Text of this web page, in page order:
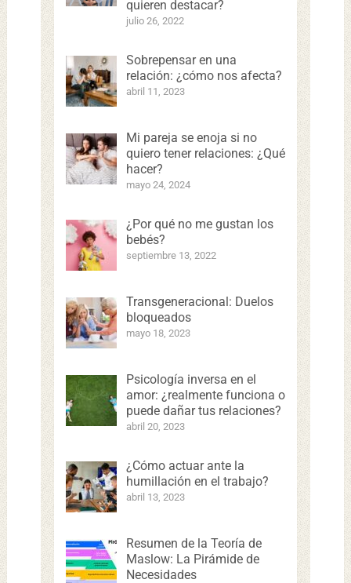
quieren destacar?
julio 26, 2022
Sobrepensar en una
relación: ¿cómo nos afecta?
abril 11, 2023
Mi pareja se enoja si no
quiero tener relaciones: ¿Qué
hacer?
mayo 24, 2024
¿Por qué no me gustan los
bebés?
septiembre 13, 2022
Transgeneracional: Duelos
bloqueados
mayo 18, 2023
Psicología inversa en el
amor: ¿realmente funciona o
puede dañar tus relaciones?
abril 20, 2023
¿Cómo actuar ante la
humillación en el trabajo?
abril 13, 2023
Resumen de la Teoría de
Maslow: La Pirámide de
Necesidades